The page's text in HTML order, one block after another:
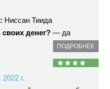
Ниссан Тиида
денег? — да
ПОДРОБНЕЕ
г.